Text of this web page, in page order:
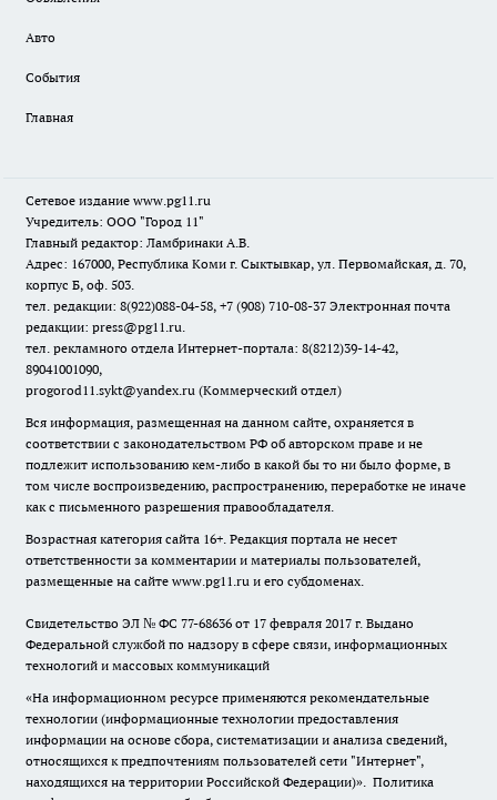
Авто
События
Главная
Сетевое издание www.pg11.ru
Учредитель: ООО "Город 11"
Главный редактор: Ламбринаки А.В.
Адрес: 167000, Республика Коми г. Сыктывкар, ул. Первомайская, д. 70,
корпус Б, оф. 503.
тел. редакции: 8(922)088-04-58, +7 (908) 710-08-37 Электронная почта
редакции: press@pg11.ru.
тел. рекламного отдела Интернет-портала: 8(8212)39-14-42,
89041001090,
progorod11.sykt@yandex.ru (Коммерческий отдел)
Вся информация, размещенная на данном сайте, охраняется в
соответствии с законодательством РФ об авторском праве и не
подлежит использованию кем-либо в какой бы то ни было форме, в
том числе воспроизведению, распространению, переработке не иначе
как с письменного разрешения правообладателя.
Возрастная категория сайта 16+. Редакция портала не несет
ответственности за комментарии и материалы пользователей,
размещенные на сайте www.pg11.ru и его субдоменах.
Свидетельство ЭЛ № ФС 77-68636 от 17 февраля 2017 г. Выдано
Федеральной службой по надзору в сфере связи, информационных
технологий и массовых коммуникаций
«На информационном ресурсе применяются рекомендательные
технологии (информационные технологии предоставления
информации на основе сбора, систематизации и анализа сведений,
относящихся к предпочтениям пользователей сети "Интернет",
находящихся на территории Российской Федерации)». Политика